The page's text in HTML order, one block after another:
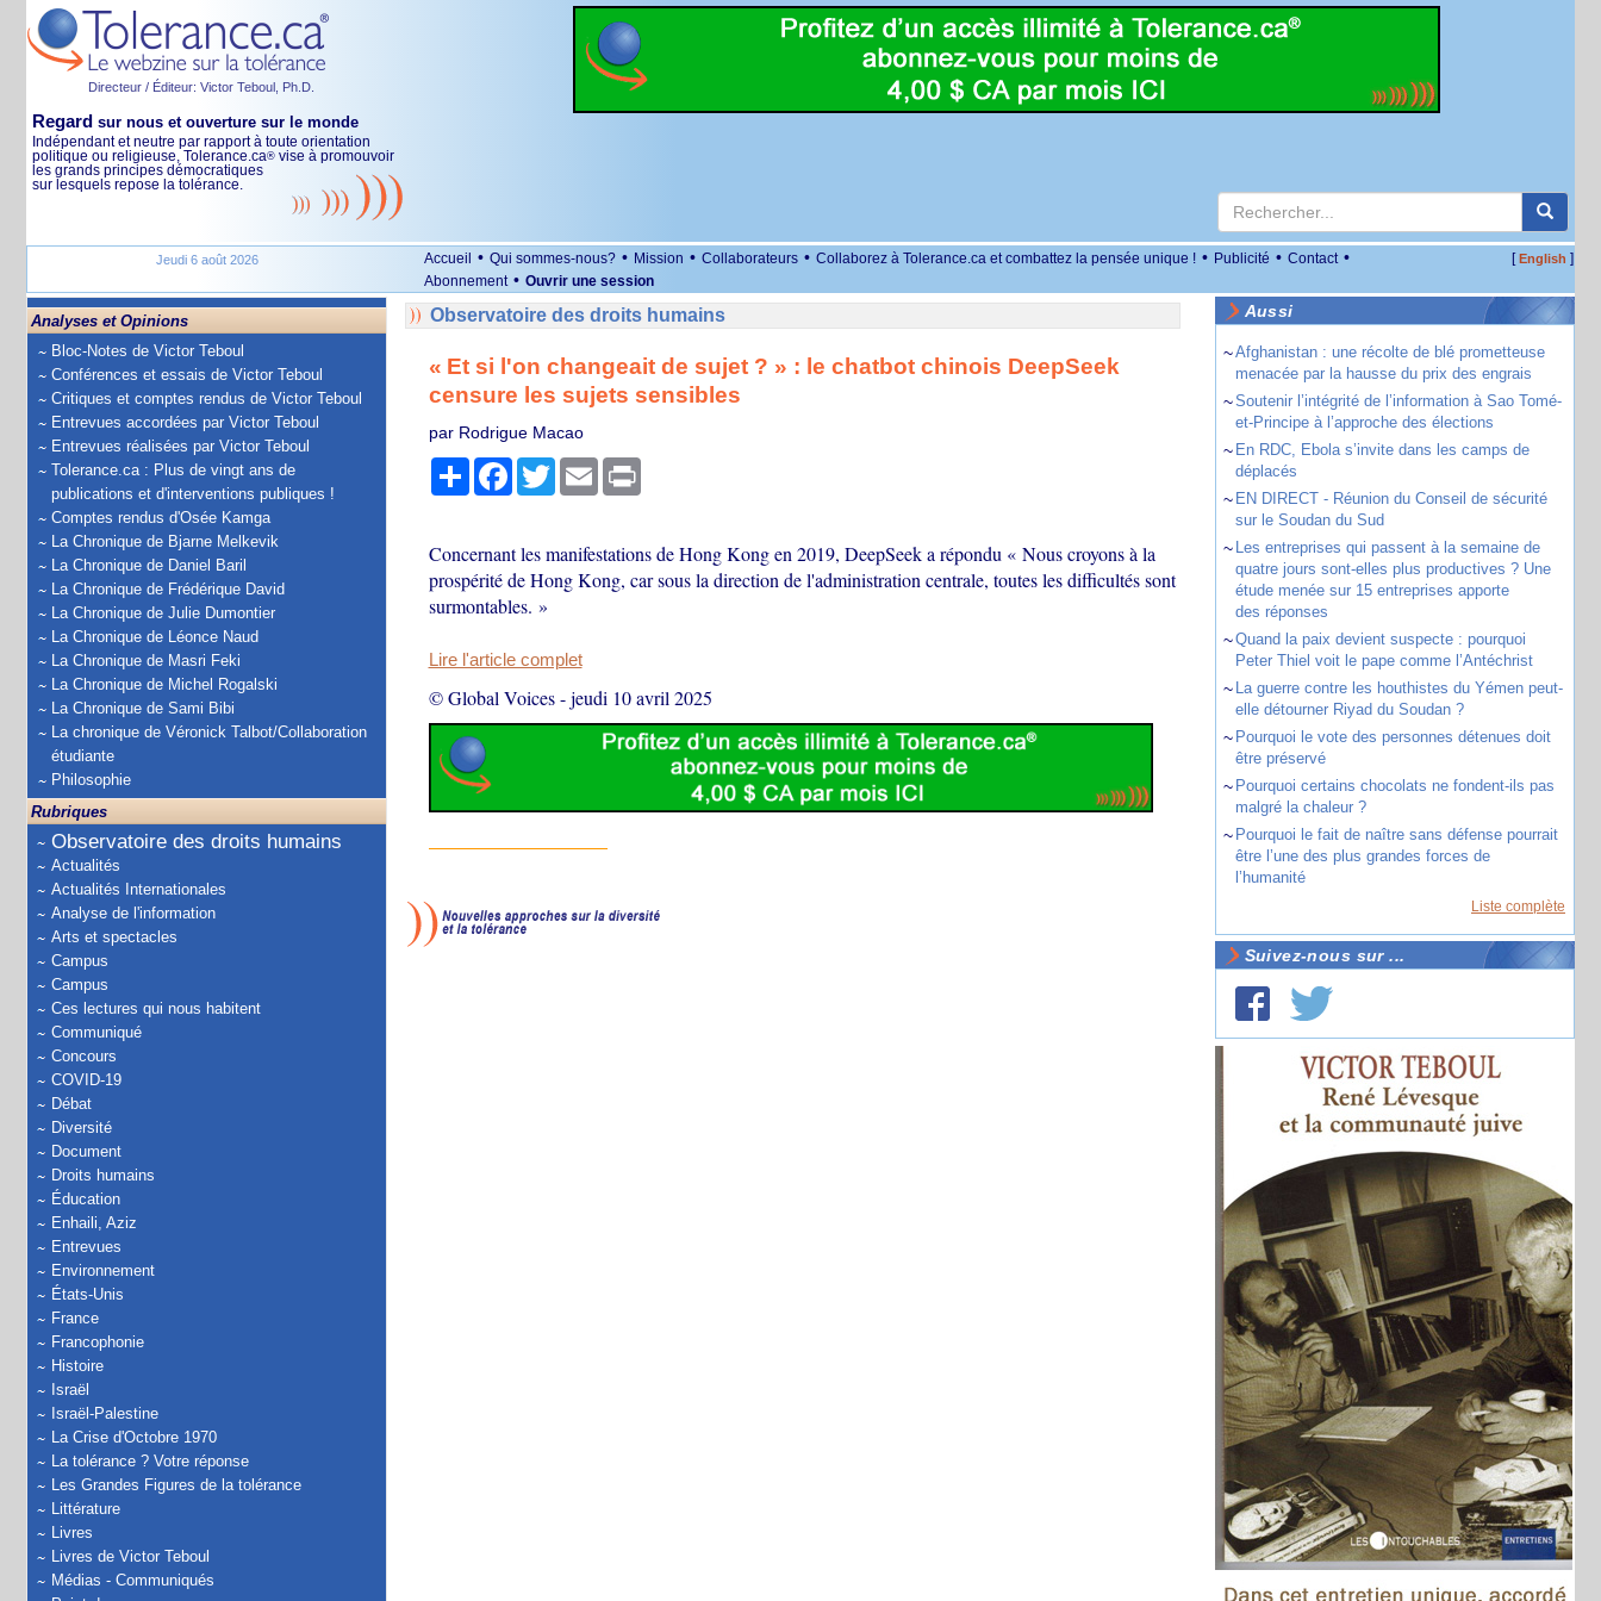
Directeur / Éditeur: Victor Teboul, Ph.D.
Regard sur nous et ouverture sur le monde
Indépendant et neutre par rapport à toute orientation
politique ou religieuse, Tolerance.ca® vise à promouvoir
les grands principes démocratiques
sur lesquels repose la tolérance.
Jeudi 6 août 2026 Accueil • Qui sommes-nous? • Mission • Collaborateurs • Collaborez à Tolerance.ca et combattez la pensée unique ! • Publicité • Contact •
Abonnement • Ouvrir une session
[English ]
Analyses et Opinions
Bloc-Notes de Victor Teboul
Conférences et essais de Victor Teboul
Critiques et comptes rendus de Victor Teboul
Entrevues accordées par Victor Teboul
Entrevues réalisées par Victor Teboul
Tolerance.ca : Plus de vingt ans de
publications et d'interventions publiques !
Comptes rendus d'Osée Kamga
La Chronique de Bjarne Melkevik
La Chronique de Daniel Baril
La Chronique de Frédérique David
La Chronique de Julie Dumontier
La Chronique de Léonce Naud
La Chronique de Masri Feki
La Chronique de Michel Rogalski
La Chronique de Sami Bibi
La chronique de Véronick Talbot/Collaboration
étudiante
Philosophie
Rubriques
Observatoire des droits humains
Actualités
Actualités Internationales
Analyse de l'information
Arts et spectacles
Campus
Campus
Ces lectures qui nous habitent
Communiqué
Concours
COVID-19
Débat
Diversité
Document
Droits humains
Éducation
Enhaili, Aziz
Entrevues
Environnement
États-Unis
France
Francophonie
Histoire
Israël
Israël-Palestine
La Crise d'Octobre 1970
La tolérance ? Votre réponse
Les Grandes Figures de la tolérance
Littérature
Livres
Livres de Victor Teboul
Médias - Communiqués
Observatoire des droits humains
« Et si l'on changeait de sujet ? » : le chatbot chinois DeepSeek
censure les sujets sensibles
par Rodrigue Macao
PartagerFacebook
TwitterEmail Print
Concernant les manifestations de Hong Kong en 2019, DeepSeek a répondu « Nous croyons à la
prospérité de Hong Kong, car sous la direction de l'administration centrale, toutes les difficultés sont
surmontables. »
Lire l'article complet
© Global Voices-jeudi 10 avril 2025
Aussi
~Afghanistan : une récolte de blé prometteuse
menacée par la hausse du prix des engrais
~Soutenir l’intégrité de l’information à Sao Tomé-
et-Principe à l’approche des élections
~ En RDC, Ebola s’invite dans les camps de
déplacés
~ EN DIRECT - Réunion du Conseil de sécurité
sur le Soudan du Sud
~ Les entreprises qui passent à la semaine de
quatre jours sont-elles plus productives ? Une
étude menée sur 15 entreprises apporte
des réponses
~Quand la paix devient suspecte : pourquoi
Peter Thiel voit le pape comme l’Antéchrist
~ La guerre contre les houthistes du Yémen peut-
elle détourner Riyad du Soudan ?
~ Pourquoi le vote des personnes détenues doit
être préservé
~ Pourquoi certains chocolats ne fondent-ils pas
malgré la chaleur ?
~ Pourquoi le fait de naître sans défense pourrait
être l’une des plus grandes forces de
l’humanité
Liste complète
Suivez-nous sur ...